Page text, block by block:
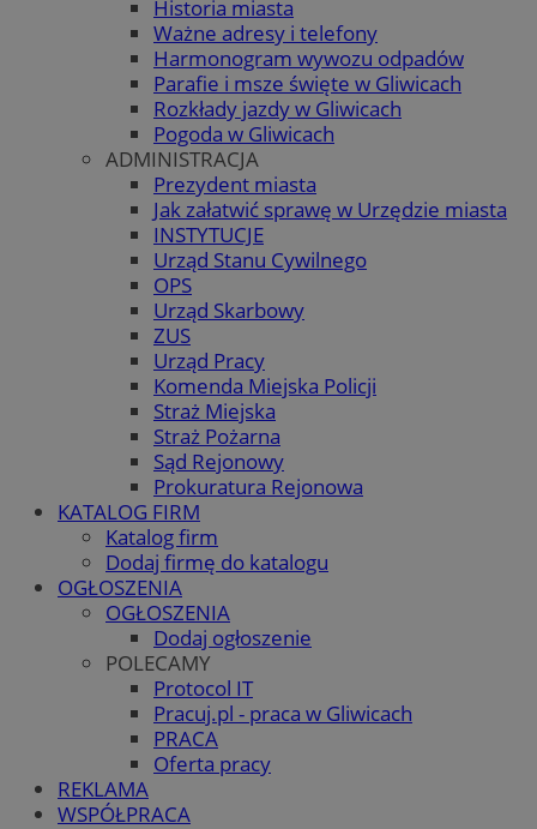
Historia miasta
Ważne adresy i telefony
Harmonogram wywozu odpadów
Parafie i msze święte w Gliwicach
Rozkłady jazdy w Gliwicach
Pogoda w Gliwicach
ADMINISTRACJA
Prezydent miasta
Jak załatwić sprawę w Urzędzie miasta
INSTYTUCJE
Urząd Stanu Cywilnego
OPS
Urząd Skarbowy
ZUS
Urząd Pracy
Komenda Miejska Policji
Straż Miejska
Straż Pożarna
Sąd Rejonowy
Prokuratura Rejonowa
KATALOG FIRM
Katalog firm
Dodaj firmę do katalogu
OGŁOSZENIA
OGŁOSZENIA
Dodaj ogłoszenie
POLECAMY
Protocol IT
Pracuj.pl - praca w Gliwicach
PRACA
Oferta pracy
REKLAMA
WSPÓŁPRACA